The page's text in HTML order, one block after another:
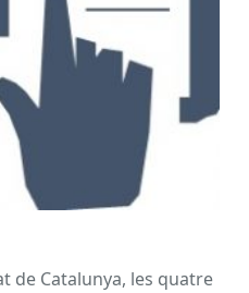
de Catalunya, les quatre